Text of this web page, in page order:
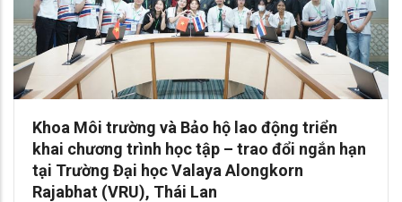
Khoa Môi trường và Bảo hộ lao động triển
khai chương trình học tập – trao đổi ngắn hạn
tại Trường Đại học Valaya Alongkorn
Rajabhat (VRU), Thái Lan